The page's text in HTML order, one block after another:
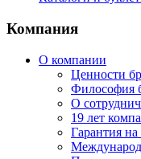
Компания
О компании
Ценности
Философия
О
19 лет
Гарантия